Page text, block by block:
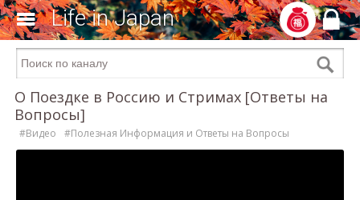
Life in Japan
О Поездке в Россию и Стримах [Ответы на
Вопросы]
#Видео #Полезная Информация и Ответы на Вопросы